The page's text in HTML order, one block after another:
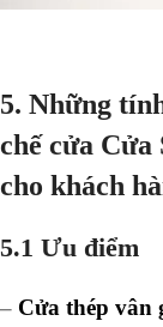
5. Những
chế cửa Cửa
cho khách
5.1 Ưu điểm
– Cửa thép vân